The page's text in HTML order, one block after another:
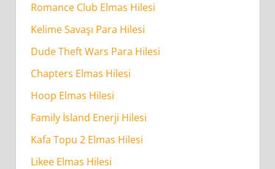
Romance Club Elmas Hilesi
Kelime Savaşı Para Hilesi
Dude Theft Wars Para Hilesi
Chapters Elmas Hilesi
Hoop Elmas Hilesi
Family İsland Enerji Hilesi
Kafa Topu 2 Elmas Hilesi
Likee Elmas Hilesi